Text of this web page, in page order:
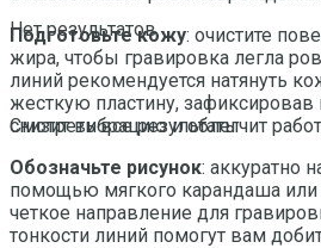
Нет результатов
Смотреть все результаты
Подготовьте кожу: очистите
жира, чтобы гравировка легла
линий рекомендуется натянуть
жесткую пластину, зафиксировав
снизит вибрацию и облегчит
Обозначьте рисунок: аккуратно
помощью мягкого карандаша или
четкое направление для
тонкости линий помогут вам